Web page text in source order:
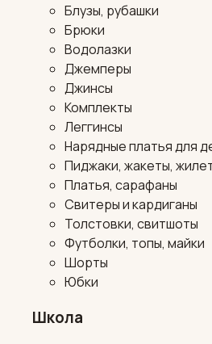
Блузы, рубашки
Брюки
Водолазки
Джемперы
Джинсы
Комплекты
Леггинсы
Нарядные платья для
Пиджаки, жакеты,
Платья, сарафаны
Свитеры и кардиганы
Толстовки, свитшоты
Футболки, топы, майки
Шорты
Юбки
Школа